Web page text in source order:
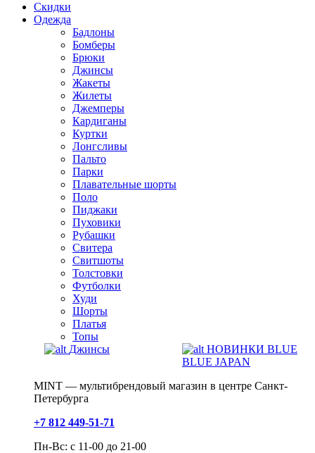
Скидки
Одежда
Бадлоны
Бомберы
Брюки
Джинсы
Жакеты
Жилеты
Джемперы
Кардиганы
Куртки
Лонгсливы
Пальто
Парки
Плавательные шорты
Поло
Пиджаки
Пуховики
Рубашки
Свитера
Свитшоты
Толстовки
Футболки
Худи
Шорты
Платья
Топы
Джинсы
НОВИНКИ BLUE
BLUE JAPAN
MINT — мультибрендовый магазин в центре Санкт-
Петербурга
+7 812 449-51-71
Пн-Вс: с 11-00 до 21-00